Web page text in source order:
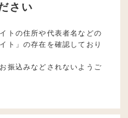
さい
トの住所や代表者名などの
ト」の存在を確認しており
振込みなどされないようご